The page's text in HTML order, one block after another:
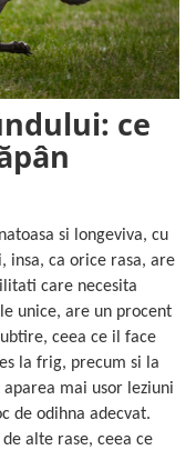
ce
si longeviva, cu
insa, ca orice rasa, are
care necesita
unice, are un procent
ceea ce il face
la frig, precum si la
mai usor leziuni
de odihna adecvat.
alte rase, ceea ce